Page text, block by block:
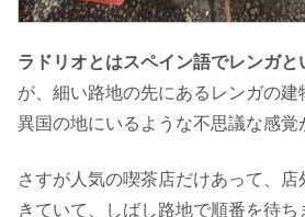
ラドリオとはスペイン語でレンガと
が、細い路地の先にあるレンガの
異国の地にいるような不思議な感覚
さすが人気の喫茶店だけあって、
きていて、しばし路地で順番を待ち